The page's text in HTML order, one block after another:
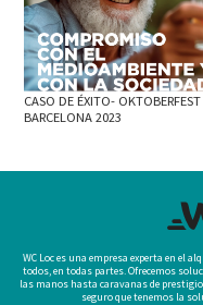
CASO DE ÉXITO- OKTOBERFEST
BARCELONA 2023
WC Loc es una empresa experta en el
todos, en todas partes. Ofrecemos
las manos hasta caravanas de prestigio
seguro que tenemos la